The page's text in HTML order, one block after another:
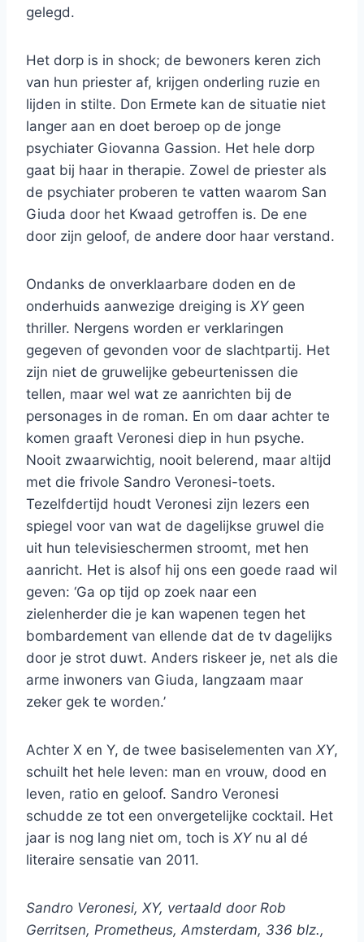
gelegd.
Het dorp is in shock; de bewoners keren zich
van hun priester af, krijgen onderling ruzie en
lijden in stilte. Don Ermete kan de situatie niet
langer aan en doet beroep op de jonge
psychiater Giovanna Gassion. Het hele dorp
gaat bij haar in therapie. Zowel de priester als
de psychiater proberen te vatten waarom San
Giuda door het Kwaad getroffen is. De ene
door zijn geloof, de andere door haar verstand.
Ondanks de onverklaarbare doden en de
onderhuids aanwezige dreiging is XY geen
thriller. Nergens worden er verklaringen
gegeven of gevonden voor de slachtpartij. Het
zijn niet de gruwelijke gebeurtenissen die
tellen, maar wel wat ze aanrichten bij de
personages in de roman. En om daar achter te
komen graaft Veronesi diep in hun psyche.
Nooit zwaarwichtig, nooit belerend, maar altijd
met die frivole Sandro Veronesi-toets.
Tezelfdertijd houdt Veronesi zijn lezers een
spiegel voor van wat de dagelijkse gruwel die
uit hun televisieschermen stroomt, met hen
aanricht. Het is alsof hij ons een goede raad wil
geven: ‘Ga op tijd op zoek naar een
zielenherder die je kan wapenen tegen het
bombardement van ellende dat de tv dagelijks
door je strot duwt. Anders riskeer je, net als die
arme inwoners van Giuda, langzaam maar
zeker gek te worden.’
Achter X en Y, de twee basiselementen van XY,
schuilt het hele leven: man en vrouw, dood en
leven, ratio en geloof. Sandro Veronesi
schudde ze tot een onvergetelijke cocktail. Het
jaar is nog lang niet om, toch is XYnu al dé
literaire sensatie van 2011.
Sandro Veronesi, XY, vertaald door Rob
Gerritsen, Prometheus, Amsterdam, 336 blz.,